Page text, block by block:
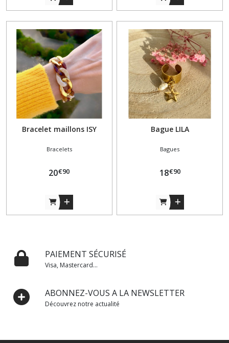
Bracelet maillons ISY
Bracelets
20€90
Bague LILA
Bagues
18€90
PAIEMENT SÉCURISÉ
Visa, Mastercard...
ABONNEZ-VOUS A LA NEWSLETTER
Découvrez notre actualité